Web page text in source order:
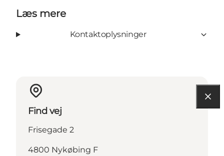
Læs mere
Kontaktoplysninger
Find vej
Frisegade 2
4800 Nykøbing F